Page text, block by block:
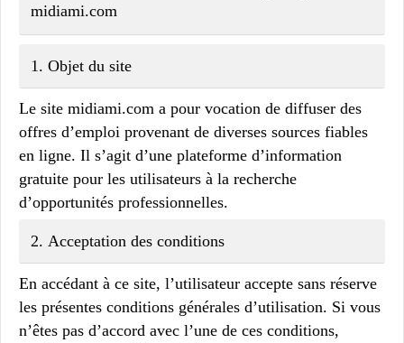
midiami.com
1. Objet du site
Le site midiami.com a pour vocation de diffuser des
offres d’emploi provenant de diverses sources fiables
en ligne. Il s’agit d’une plateforme d’information
gratuite pour les utilisateurs à la recherche
d’opportunités professionnelles.
2. Acceptation des conditions
En accédant à ce site, l’utilisateur accepte sans réserve
les présentes conditions générales d’utilisation. Si vous
n’êtes pas d’accord avec l’une de ces conditions,